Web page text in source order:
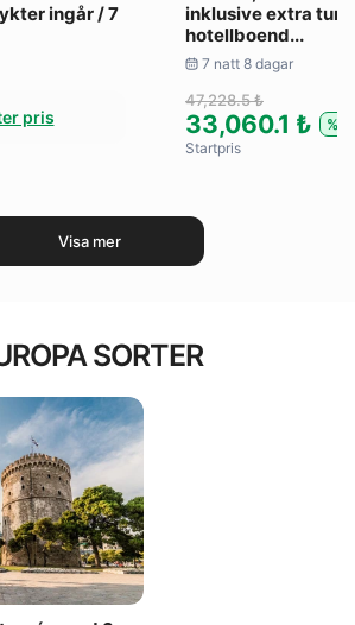
ingår / 7
pris
inklusive extra
hotellboend...
7 natt 8 dagar
47,228.5 ₺
33,060.1 ₺
Startpris
Visa mer
SORTER